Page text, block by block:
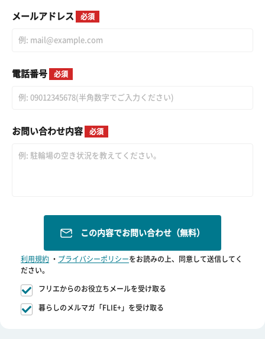
メールアドレス 必須
電話番号 必須
お問い合わせ内容 必須
この内容でお問い合わせ（無料）
利用規約 ・ プライバシーポリシーをお読みの上、同意して送信してく
ださい。
フリエからのお役立ちメールを受け取る
暮らしのメルマガ「FLIE+」を受け取る